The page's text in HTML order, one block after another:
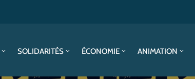
SOLIDARITÉS ÉCONOMIE ANIMATION